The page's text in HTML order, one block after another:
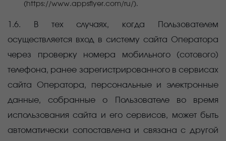
( https://www.appsflyer.com/ru/).
1.6. В тех случаях, когда Пользователем
осуществляется вход в систему сайта Оператора
через проверку номера мобильного (сотового)
телефона, ранее зарегистрированного в сервисах
сайта Оператора, персональные и электронные
данные, собранные о Пользователе во время
использования сайта и его сервисов, может быть
автоматически сопоставлена и связана с другой